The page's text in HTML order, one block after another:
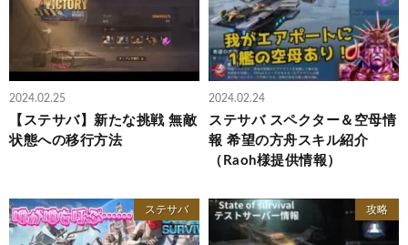
2024.02.25
【ステサバ】新たな挑戦 無敵
状態への移行方法
2024.02.24
ステサバ スペクター＆空母情
報 希望の方舟スキル紹介
（Raoh様提供情報）
ステサバ 攻略